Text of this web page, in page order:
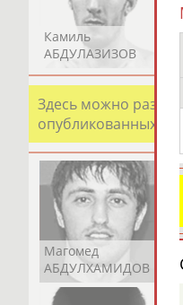
Камиль
АБДУЛАЗИЗОВ
Здесь можно
опубликованных
Магомед
АБДУЛХАМИДОВ
Анатолий